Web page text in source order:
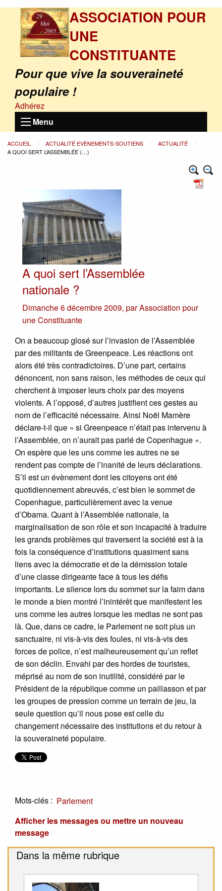
ASSOCIATION POUR
UNE
CONSTITUANTE
Pour que vive la souveraineté
populaire !
Adhérez
Menu
ACCUEIL ACTUALITÉ EVÈNEMENTS-SOUTIENS
ACTUALITÉ
A QUOI SERT L’ASSEMBLÉE (…)
A quoi sert l’Assemblée
nationale ?
Dimanche 6 décembre 2009, parAssociation pour
une Constituante
On a beaucoup glosé sur l’invasion de l’Assemblée
par des militants de Greenpeace. Les réactions ont
alors été très contradictoires. D’une part, certains
dénoncent, non sans raison, les méthodes de ceux qui
cherchent à imposer leurs choix par des moyens
violents. A l’opposé, d’autres justifient ces gestes au
nom de l’efficacité nécessaire. Ainsi Noël Mamère
déclare-t-il que « si Greenpeace n’était pas intervenu à
l’Assemblée, on n’aurait pas parlé de Copenhague ».
On espère que les uns comme les autres ne se
rendent pas compte de l’inanité de leurs déclarations.
S’il est un évènement dont les citoyens ont été
quotidiennement abreuvés, c’est bien le sommet de
Copenhague, particulièrement avec la venue
d’Obama. Quant à l’Assemblée nationale, la
marginalisation de son rôle et son incapacité à traduire
les grands problèmes qui traversent la société est à la
fois la conséquence d’institutions quasiment sans
liens avec la démocratie et de la démission totale
d’une classe dirigeante face à tous les défis
importants. Le silence lors du sommet sur la faim dans
le monde a bien montré l’inintérêt que manifestent les
uns comme les autres lorsque les medias ne sont pas
là. Que, dans ce cadre, le Parlement ne soit plus un
sanctuaire, ni vis-à-vis des foules, ni vis-à-vis des
forces de police, n’est malheureusement qu’un reflet
de son déclin. Envahi par des hordes de touristes,
méprisé au nom de son inutilité, considéré par le
Président de la république comme un paillasson et par
les groupes de pression comme un terrain de jeu, la
seule question qu’il nous pose est celle du
changement nécessaire des institutions et du retour à
la souveraineté populaire.
Mots-clés : Parlement
Afficher les messages ou mettre un nouveau
message
Dans la même rubrique